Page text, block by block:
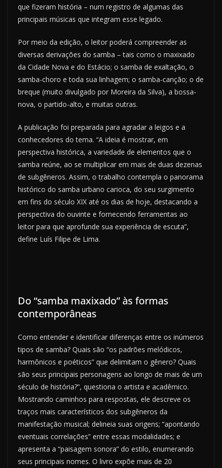
que fizeram história – num registro de algumas das
principais músicas que integram esse legado.
Por meio da edição, o leitor poderá compreender as
diversas derivações do samba – tais como o maxixado
da Cidade Nova e do Estácio; o samba de exaltação, o
samba-choro e toda sua linhagem; o samba-canção; o de
breque (muito divulgado por Moreira da Silva), a bossa-
nova, o partido-alto, e muitas outras.
A publicação foi preparada para agradar a leigos e a
conhecedores do tema. “A ideia é mostrar, em
perspectiva histórica, a variedade de elementos que o
samba reúne, ao se multiplicar em mais de duas dezenas
de subgêneros. Assim, o trabalho contempla o panorama
histórico do samba urbano carioca, do seu surgimento
em fins do século XIX até os dias de hoje, destacando a
perspectiva do ouvinte e fornecendo ferramentas ao
leitor para que aprofunde sua experiência de escuta”,
define Luís Filipe de Lima.
Do “samba maxixado” às formas
contemporâneas
Como entender e identificar diferenças entre os inúmeros
tipos de samba? Quais são “os padrões melódicos,
harmônicos e poéticos” que delimitam o gênero? Quais
são seus principais personagens ao longo de mais de um
século de história?”, questiona o artista e acadêmico.
Mostrando caminhos para respostas, ele descreve os
traços mais característicos dos subgêneros da
manifestação musical; delineia suas origens; “apontando
eventuais correlações” entre essas modalidades; e
apresenta a “paisagem sonora” do estilo, enumerando
seus principais nomes. O livro expõe mais de 20